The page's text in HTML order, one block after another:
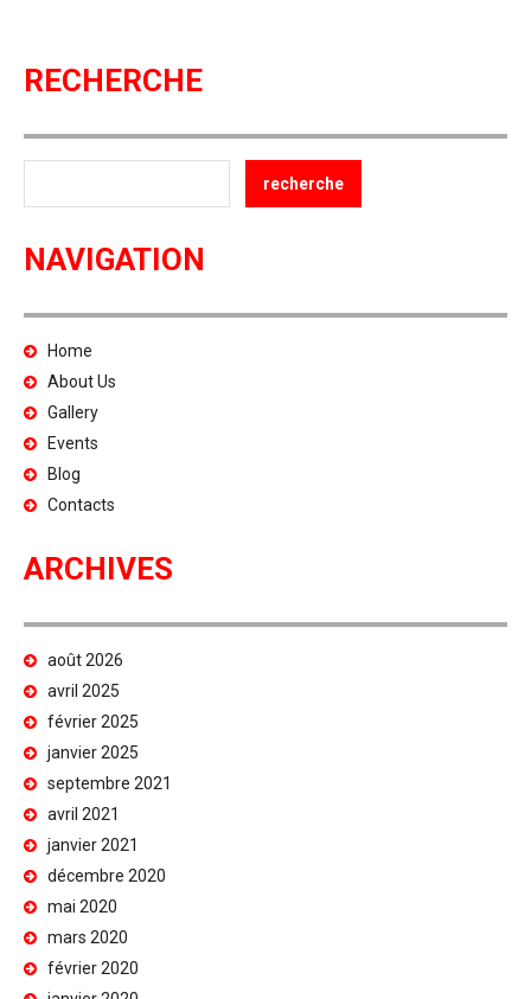
RECHERCHE
NAVIGATION
Home
About Us
Gallery
Events
Blog
Contacts
ARCHIVES
août 2026
avril 2025
février 2025
janvier 2025
septembre 2021
avril 2021
janvier 2021
décembre 2020
mai 2020
mars 2020
février 2020